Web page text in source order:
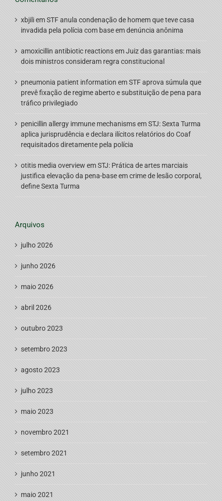
xbjiliemSTF anula condenação de homem que teve casa
invadida pela polícia com base em denúncia anônima
amoxicillin antibiotic reactionsemJuiz das garantias: mais
dois ministros consideram regra constitucional
pneumonia patient information emSTF aprova súmula que
prevê fixação de regime aberto e substituição de pena para
tráfico privilegiado
penicillin allergy immune mechanismsemSTJ: Sexta Turma
aplica jurisprudência e declara ilícitos relatórios do Coaf
requisitados diretamente pela polícia
otitis media overview emSTJ: Prática de artes marciais
justifica elevação da pena-base em crime de lesão corporal,
define Sexta Turma
Arquivos
julho 2026
junho 2026
maio 2026
abril 2026
outubro 2023
setembro 2023
agosto 2023
julho 2023
maio 2023
novembro 2021
setembro 2021
junho 2021
maio 2021